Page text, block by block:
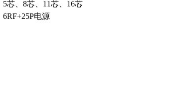
5芯、8芯、11芯、16芯
6RF+25P电源